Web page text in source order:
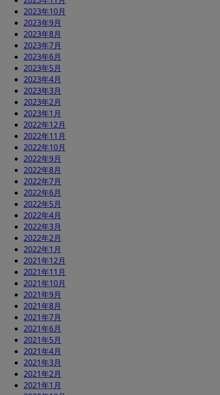
2023年10月
2023年9月
2023年8月
2023年7月
2023年6月
2023年5月
2023年4月
2023年3月
2023年2月
2023年1月
2022年12月
2022年11月
2022年10月
2022年9月
2022年8月
2022年7月
2022年6月
2022年5月
2022年4月
2022年3月
2022年2月
2022年1月
2021年12月
2021年11月
2021年10月
2021年9月
2021年8月
2021年7月
2021年6月
2021年5月
2021年4月
2021年3月
2021年2月
2021年1月